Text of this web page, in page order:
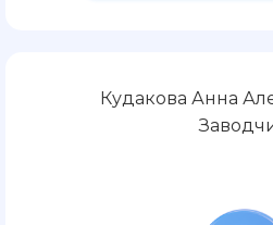
Кудакова Анна